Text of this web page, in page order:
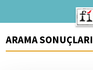
ARAMA SONUÇLARI